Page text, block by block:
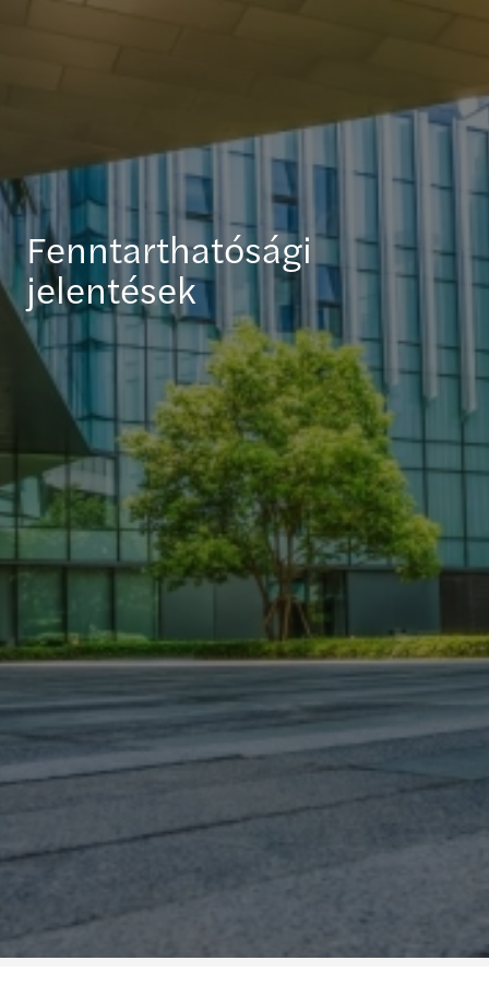
Fenntarthatósági
jelentések